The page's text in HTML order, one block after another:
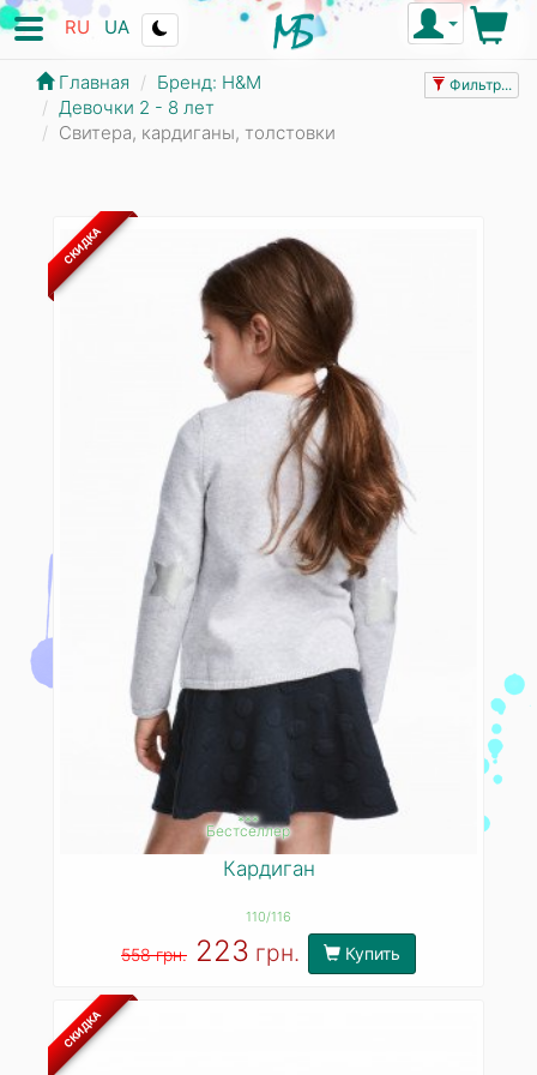
RU UA
Фильтр...
Главная
Бренд: Н&М
Девочки 2 - 8 лет
Свитера, кардиганы, толстовки
СКИДКА
***
Бестселлер
Кардиган
110/116
558 грн. 223 грн. Купить
СКИДКА